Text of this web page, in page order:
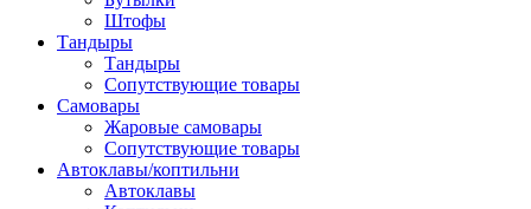
Штофы
Тандыры
Тандыры
Сопутствующие товары
Самовары
Жаровые самовары
Сопутствующие товары
Автоклавы/коптильни
Автоклавы